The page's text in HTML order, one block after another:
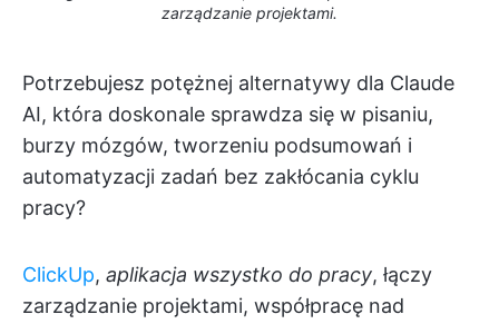
zarządzanie projektami.
Potrzebujesz potężnej alternatywy dla Claude
AI, która doskonale sprawdza się w pisaniu,
burzy mózgów, tworzeniu podsumowań i
automatyzacji zadań bez zakłócania cyklu
pracy?
ClickUp, aplikacja wszystko do pracy, łączy
zarządzanie projektami, współpracę nad